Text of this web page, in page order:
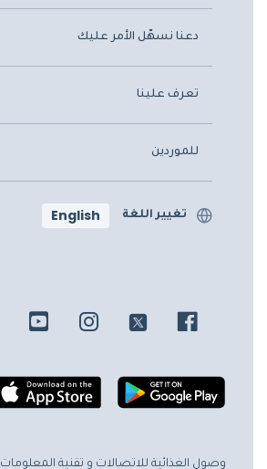
دعنا نسهّل الأمر عليك
تعرف علينا
للموردين
تغيير اللغة English
وصول الغذائية للاتصالات و تقنية المعلومات